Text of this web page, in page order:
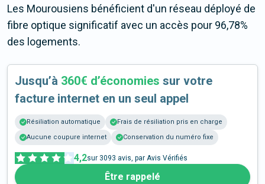
Les Mourousiens bénéficient d'un réseau déployé de
fibre optique significatif avec un accès pour 96,78%
des logements.
Jusqu’à 360€ d’économies sur votre
facture internet en un seul appel
Résiliation automatique
Frais de résiliation pris en charge
Aucune coupure internet
Conservation du numéro fixe
4,2sur 3093 avis, par Avis Vérifiés
Être rappelé